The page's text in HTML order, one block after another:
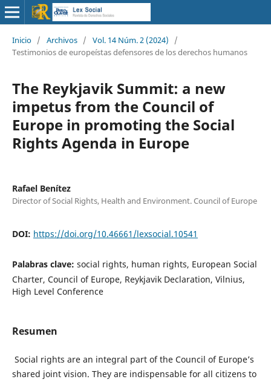
Inicio / Archivos / Vol. 14 Núm. 2 (2024)
/
Testimonios de europeístas defensores de los derechos humanos
The Reykjavik Summit: a new
impetus from the Council of
Europe in promoting the Social
Rights Agenda in Europe
Rafael Benítez
Director of Social Rights, Health and Environment. Council of Europe
DOI: https://doi.org/10.46661/lexsocial.10541
Palabras clave: social rights, human rights, European Social
Charter, Council of Europe, Reykjavik Declaration, Vilnius,
High Level Conference
Resumen
Social rights are an integral part of the Council of Europe’s
shared joint vision. They are indispensable for all citizens to